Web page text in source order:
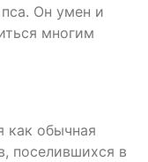
Он умен и
многим
как обычная
поселившихся в